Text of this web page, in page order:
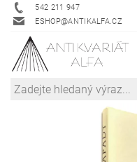
542 211 947
ESHOP@ANTIKALFA.CZ